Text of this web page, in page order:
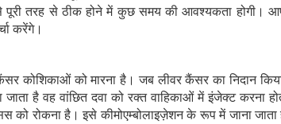
पूरी तरह से ठीक होने में कुछ समय की आवश्यकता होगी।
करेंगे।
कोशिकाओं को मारना है। जब लीवर कैंसर का निदान
है वह वांछित दवा को रक्त वाहिकाओं में इंजेक्ट करना
को रोकना है। इसे कीमोएम्बोलाइज़ेशन के रूप में जाना